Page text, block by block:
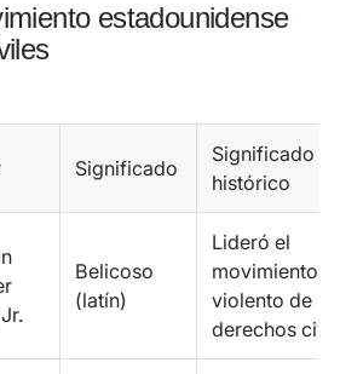
estadounidense
Significado
Significado
histórico
Belicoso
(latín)
Lideró el
movimiento
violento de
derechos